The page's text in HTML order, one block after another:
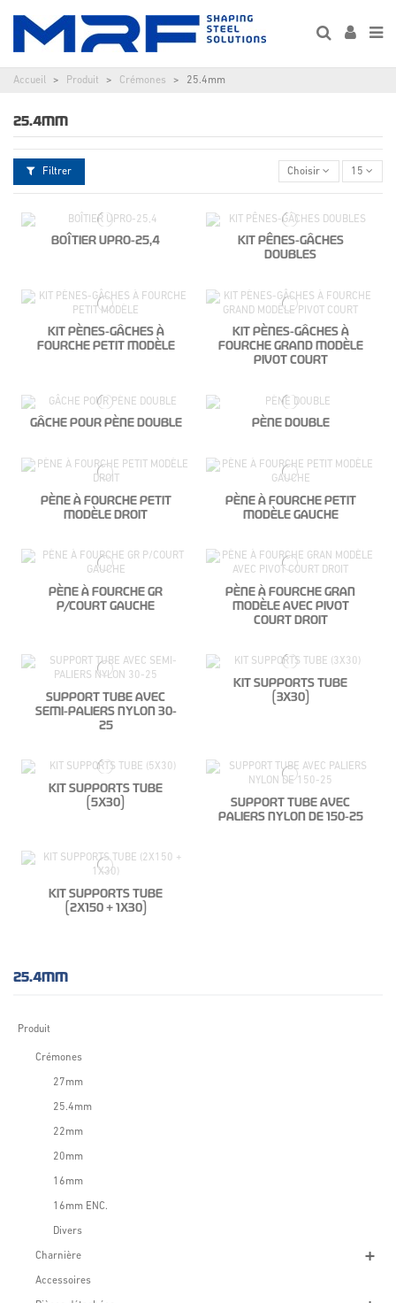
Accueil Produit Crémones 25.4mm
25.4MM
Filtrer Choisir 15
BOÎTIER UPRO-25,4
KIT PÊNES-GÂCHES
DOUBLES
KIT PÈNES-GÂCHES À
FOURCHE PETIT MODÈLE
KIT PÈNES-GÂCHES À
FOURCHE GRAND MODÈLE
PIVOT COURT
GÂCHE POUR PÈNE DOUBLE PÈNE DOUBLE
PÈNE À FOURCHE PETIT
MODÈLE DROIT
PÈNE À FOURCHE PETIT
MODÈLE GAUCHE
PÈNE À FOURCHE GR
P/COURT GAUCHE
PÈNE À FOURCHE GRAN
MODÈLE AVEC PIVOT
COURT DROIT
SUPPORT TUBE AVEC
SEMI-PALIERS NYLON 30-
25
KIT SUPPORTS TUBE
(3X30)
KIT SUPPORTS TUBE
(5X30)
SUPPORT TUBE AVEC
PALIERS NYLON DE 150-25
KIT SUPPORTS TUBE
(2X150 + 1X30)
25.4MM
Produit
Crémones
27mm
25.4mm
22mm
20mm
16mm
16mm ENC.
Divers
Charnière
Accessoires